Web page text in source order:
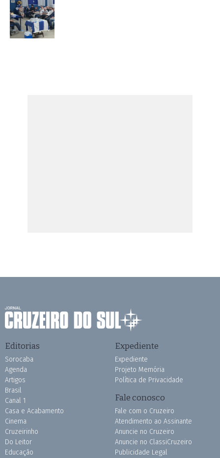
Editorias
Sorocaba
Agenda
Artigos
Brasil
Canal 1
Casa e Acabamento
Cinema
Cruzeirinho
Do Leitor
Educação
Expediente
Expediente
Projeto Memória
Política de Privacidade
Fale conosco
Fale com o Cruzeiro
Atendimento ao Assinante
Anuncie no Cruzeiro
Anuncie no ClassiCruzeiro
Publicidade Legal